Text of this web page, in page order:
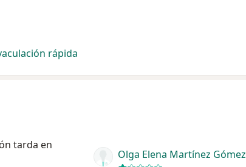
rápida
tarda en
Olga Elena Martínez Gómez